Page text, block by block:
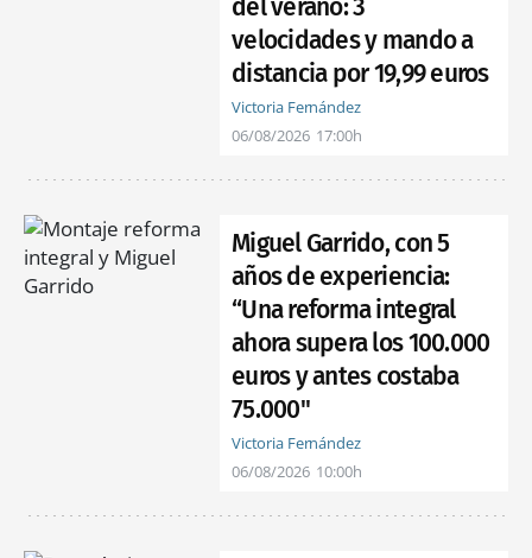
del verano: 3
velocidades y mando a
distancia por 19,99 euros
Victoria Fernández
06/08/2026 17:00h
Miguel Garrido, con 5
años de experiencia:
“Una reforma integral
ahora supera los 100.000
euros y antes costaba
75.000"
Victoria Fernández
06/08/2026 10:00h